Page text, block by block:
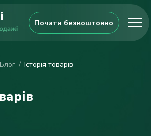
Почати безкоштовно
Блог Історія товарів